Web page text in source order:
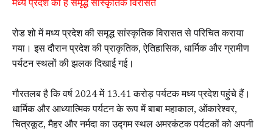
मध्य प्रदेश की है समृद्ध सांस्कृतिक विरासत
रोड शो में मध्य प्रदेश की समृद्ध सांस्कृतिक विरासत से परिचित कराया
गया। इस दौरान प्रदेश की प्राकृतिक, ऐतिहासिक, धार्मिक और ग्रामीण
पर्यटन स्थलों की झलक दिखाई गई।
गौरतलब है कि वर्ष 2024 में 13.41 करोड़ पर्यटक मध्य प्रदेश पहुंचे हैं।
धार्मिक और आध्यात्मिक पर्यटन के रूप में बाबा महाकाल, ओंकारेश्वर,
चित्रकूट, मैहर और नर्मदा का उद्गम स्थल अमरकंटक पर्यटकों को अपनी